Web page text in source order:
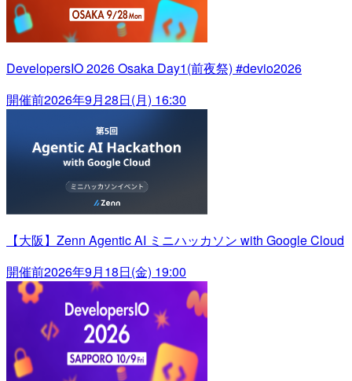
DevelopersIO 2026 Osaka Day1(前夜祭) #devio2026
開催前2026年9月28日(月) 16:30
【大阪】Zenn Agentic AI ミニハッカソン with Google Cloud
開催前2026年9月18日(金) 19:00